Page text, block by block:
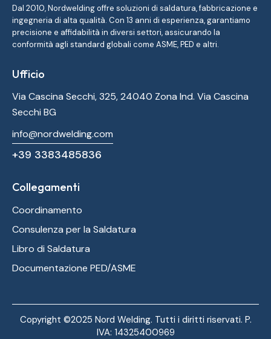
Dal 2010, Nordwelding offre soluzioni di saldatura, fabbricazione e
ingegneria di alta qualità. Con 13 anni di esperienza, garantiamo
precisione e affidabilità in diversi settori, assicurando la
conformità agli standard globali come ASME, PED e altri.
Ufficio
Via Cascina Secchi, 325, 24040 Zona Ind. Via Cascina
Secchi BG
info@nordwelding.com
+39 3383485836
Collegamenti
Coordinamento
Consulenza per la Saldatura
Libro di Saldatura
Documentazione PED/ASME
Copyright ©2025 Nord Welding. Tutti i diritti riservati. P.
IVA: 14325400969